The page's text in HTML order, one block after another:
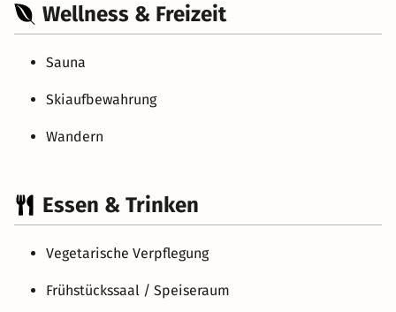
Wellness & Freizeit
Sauna
Skiaufbewahrung
Wandern
Essen & Trinken
Vegetarische Verpflegung
Frühstückssaal / Speiseraum